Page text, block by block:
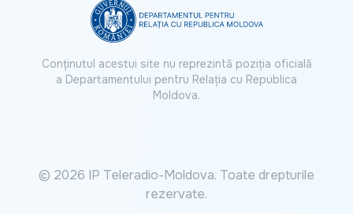
Conținutul acestui site nu reprezintă poziția oficială
a Departamentului pentru Relația cu Republica
Moldova.
© 2026 IP Teleradio-Moldova. Toate drepturile
rezervate.